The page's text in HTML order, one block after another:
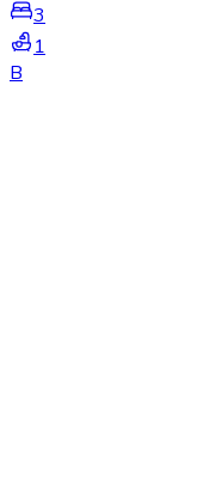
3
1
B